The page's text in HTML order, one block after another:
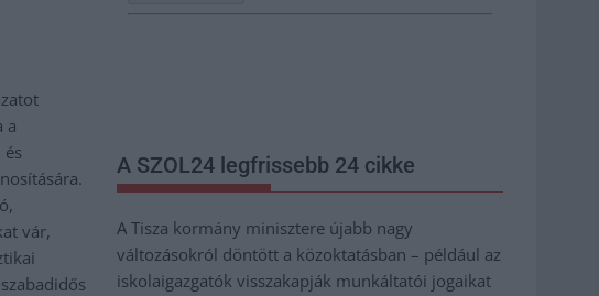
a
vár,
A SZOL24 legfrissebb 24 cikke
A Tisza kormány minisztere újabb nagy
változásokról döntött a közoktatásban – például az
iskolaigazgatók visszakapják munkáltatói jogaikat